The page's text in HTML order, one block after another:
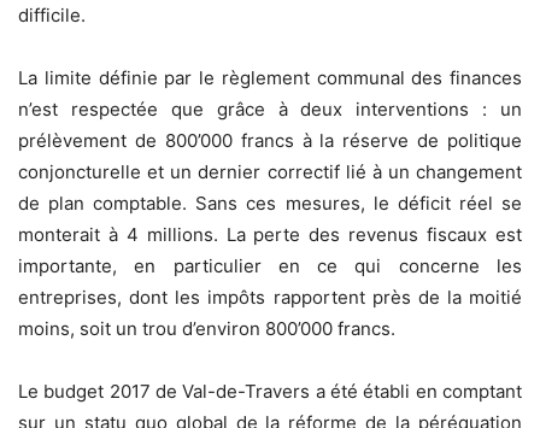
difficile.
La limite définie par le règlement communal des finances
n’est respectée que grâce à deux interventions : un
prélèvement de 800’000 francs à la réserve de politique
conjoncturelle et un dernier correctif lié à un changement
de plan comptable. Sans ces mesures, le déficit réel se
monterait à 4 millions. La perte des revenus fiscaux est
importante, en particulier en ce qui concerne les
entreprises, dont les impôts rapportent près de la moitié
moins, soit un trou d’environ 800’000 francs.
Le budget 2017 de Val-de-Travers a été établi en comptant
sur un statu quo global de la réforme de la péréquation